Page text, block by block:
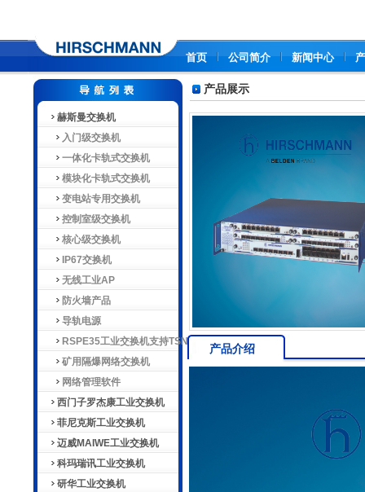
首页 公司简介 新闻中心
赫斯曼交换机
入门级交换机
一体化卡轨式交换机
模块化卡轨式交换机
变电站专用交换机
控制室级交换机
核心级交换机
IP67交换机
无线工业AP
防火墙产品
导轨电源
RSPE35工业交换机支持TSN
矿用隔爆网络交换机
网络管理软件
西门子罗杰康工业交换机
菲尼克斯工业交换机
迈威MAIWE工业交换机
科玛瑞讯工业交换机
研华工业交换机
产品展示
产品介绍